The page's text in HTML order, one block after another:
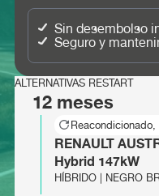
Sin desembolso
Seguro y
ALTERNATIVAS RESTART
12 meses
RENAULT
Hybrid 147kW
HÍBRIDO | NEGRO